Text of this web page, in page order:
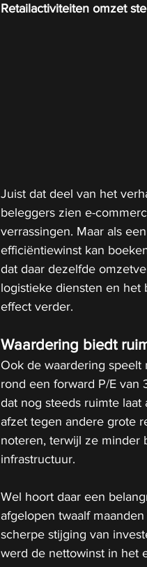
Retailactiviteiten omzet
Juist dat deel van het
beleggers zien e-
verrassingen. Maar als
efficiëntiewinst kan
dat daar dezelfde
logistieke diensten en het
effect verder.
Waardering biedt
Ook de waardering speelt
rond een forward P/E van
dat nog steeds ruimte
afzet tegen andere grote
noteren, terwijl ze minder
infrastructuur.
Wel hoort daar een
afgelopen twaalf
scherpe stijging van
werd de nettowinst in het